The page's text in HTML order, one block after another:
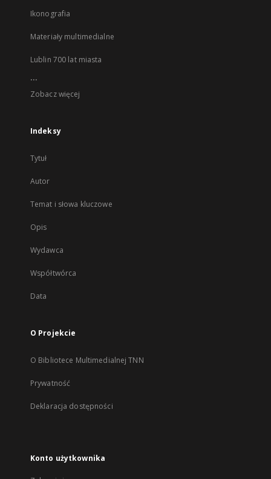
Ikonografia
Materiały multimedialne
Lublin 700 lat miasta
...
Zobacz więcej
Indeksy
Tytuł
Autor
Temat i słowa kluczowe
Opis
Wydawca
Współtwórca
Data
O Projekcie
O Bibliotece Multimedialnej TNN
Prywatność
Deklaracja dostępności
Konto użytkownika